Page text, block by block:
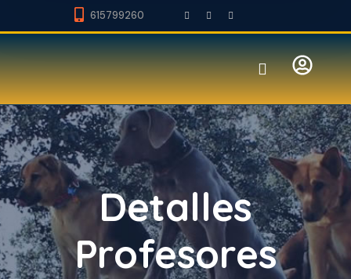
615799260
Detalles
Profesores